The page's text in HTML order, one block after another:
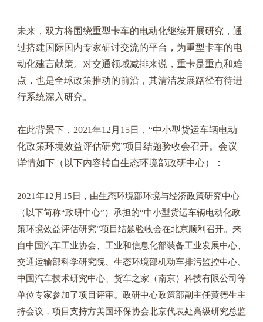
未来，双方将围绕重型卡车的电动化继续开展研究，通
过搭建国际国内专家研讨交流的平台，为重型卡车的电
动化建言献策。对交通领域减排来说，重卡是重点和难
点，也是全球政策推动的前沿，其清洁发展路径有待进
行系统深入研究。
在此背景下， 2021年12月 15日， “中小型货运车辆电动
化政策环境效益评估研究”项目结题验收会召开。会议
详情如下（以下内容转自生态环境部政研中心）：
2021年12月 15日，由生态环境部环境与经济政策研究中心
（以下简称“政研中心”）承担的“中小型货运车辆电动化政
策环境效益评估研究”项目结题验收会在北京顺利召开。来
自中国汽车工业协会、工业和信息化部装备工业发展中心、
交通运输部科学研究院、生态环境部机动车排污监控中心、
中国汽车技术研究中心、货车之家（南京）科技有限公司等
单位专家参加了项目评审。政研中心政策部副主任黄德生主
持会议，项目支持方美国环保协会北京代表处高级研究总监